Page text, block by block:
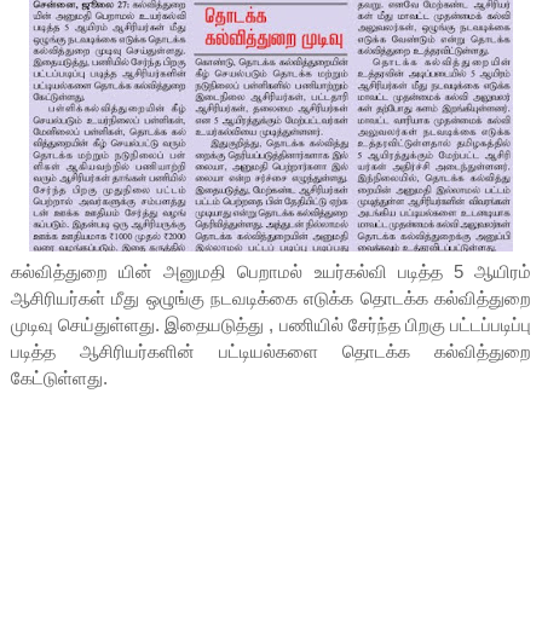
கல்வித்துறை யின் அனுமதி பெறாமல் உயர்கல்வி படித்த 5 ஆயிரம்
ஆசிரியர்கள் மீது ஒழுங்கு நடவடிக்கை எடுக்க தொடக்க கல்வித்துறை
முடிவு செய்துள்ளது. இதையடுத்து , பணியில் சேர்ந்த பிறகு பட்டப்படிப்பு
படித்த ஆசிரியர்களின் பட்டியல்களை தொடக்க கல்வித்துறை
கேட்டுள்ளது.